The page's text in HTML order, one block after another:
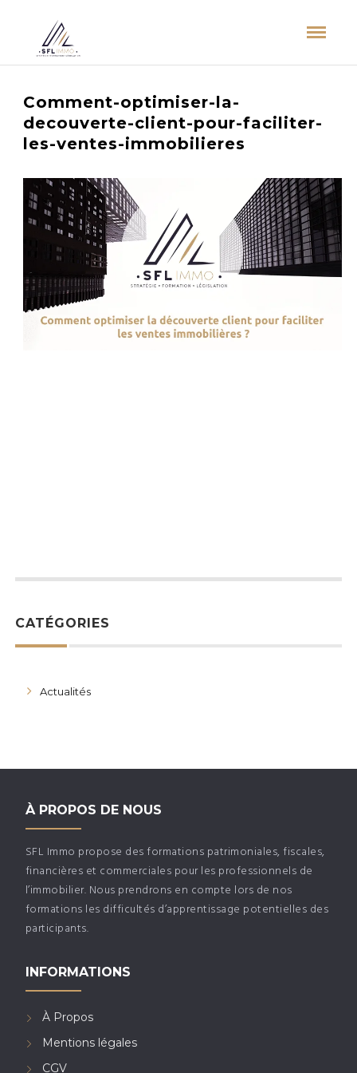
Comment-optimiser-la-
decouverte-client-pour-faciliter-
les-ventes-immobilieres
CATÉGORIES
Actualités
À PROPOS DE NOUS
SFL Immo propose des formations patrimoniales, fiscales,
financières et commerciales pour les professionnels de
l’immobilier. Nous prendrons en compte lors de nos
formations les difficultés d’apprentissage potentielles des
participants.
INFORMATIONS
À Propos
Mentions légales
CGV